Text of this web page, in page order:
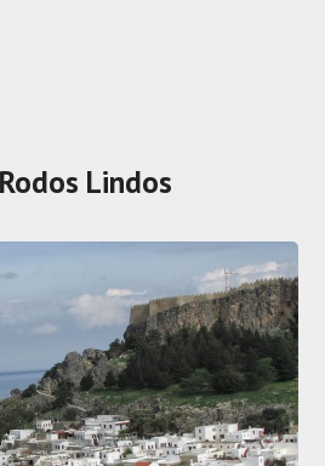
Rodos Lindos